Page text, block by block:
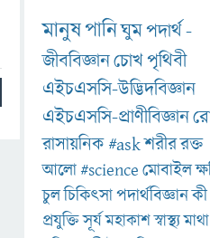
মানুষপানিঘুমপদার্থ-
জীববিজ্ঞানচোখপৃথিবী
এইচএসসি-উদ্ভিদবিজ্ঞান
এইচএসসি-প্রাণীবিজ্ঞান
রাসায়নিক#askশরীররক্ত
আলো#scienceমোবাইল
চুলচিকিৎসাপদার্থবিজ্ঞানকী
প্রযুক্তিসূর্যমহাকাশস্বাস্থ্যমাথা